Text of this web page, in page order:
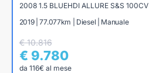
2008 1.5 BLUEHDI ALLURE S&S 100CV
2019 | 77.077km | Diesel | Manuale
€ 10.816
€ 9.780
da 116€ al mese